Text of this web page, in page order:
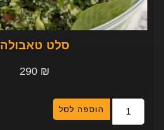
סלט טאבולה
₪
הוספה לסל